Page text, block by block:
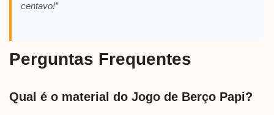
centavo!”
Perguntas Frequentes
Qual é o material do Jogo de Berço Papi?